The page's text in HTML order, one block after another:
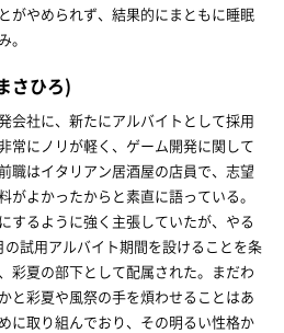
がやめられず、結果的にまともに睡眠
。
さひろ)
会社に、新たにアルバイトとして採用
常にノリが軽く、ゲーム開発に関して
職はイタリアン居酒屋の店員で、志望
がよかったからと素直に語っている。
するように強く主張していたが、やる
試用アルバイト期間を設けることを条
彩夏の部下として配属された。まだわ
と彩夏や風祭の手を煩わせることはあ
に取り組んでおり、その明るい性格か